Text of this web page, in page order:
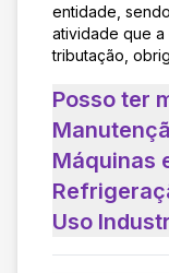
entidade,
atividade que a
tributação,
Posso ter
Máquinas
Uso